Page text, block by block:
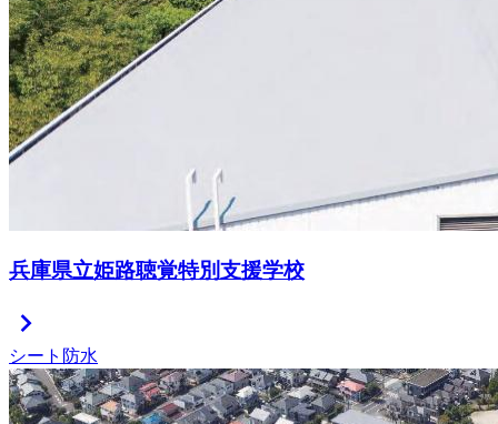
兵庫県立姫路聴覚特別支援学校
chevron_right
シート防水